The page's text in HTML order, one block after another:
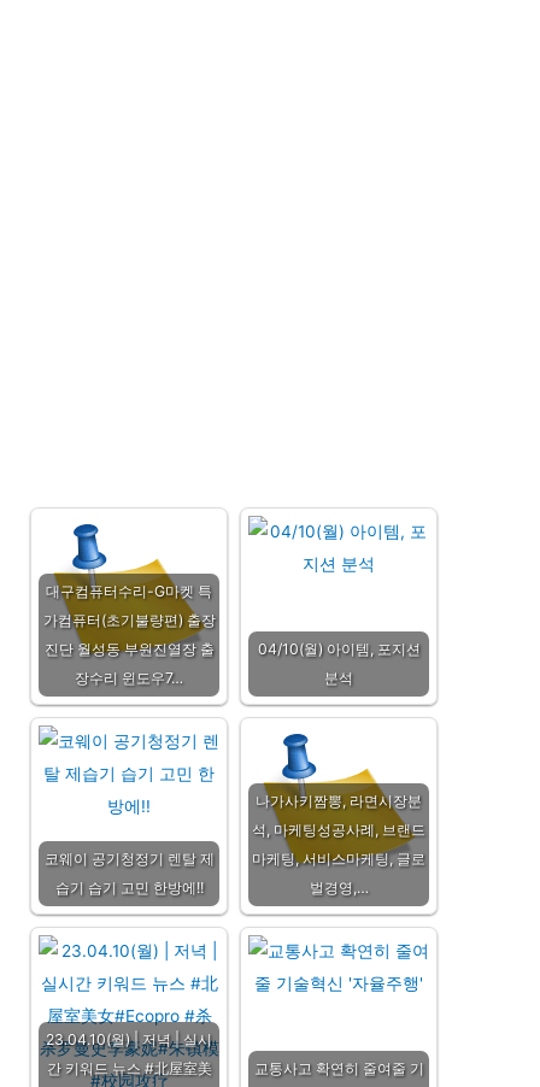
대구컴퓨터수리-G마켓 특
가컴퓨터(초기불량편) 출장
진단 월성동 부원진열장 출
장수리 윈도우7…
04/10(월) 아이템, 포지션
분석
코웨이 공기청정기 렌탈 제
습기 습기 고민 한방에!!
나가사키짬뽕, 라면시장분
석, 마케팅성공사례, 브랜드
마케팅, 서비스마케팅, 글로
벌경영,…
23.04.10(월) | 저녁 | 실시
간 키워드 뉴스 #北屋室美
교통사고 확연히 줄여줄 기